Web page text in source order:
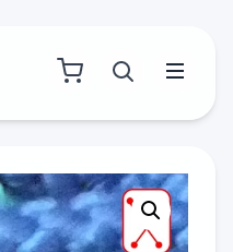
SucheMenü